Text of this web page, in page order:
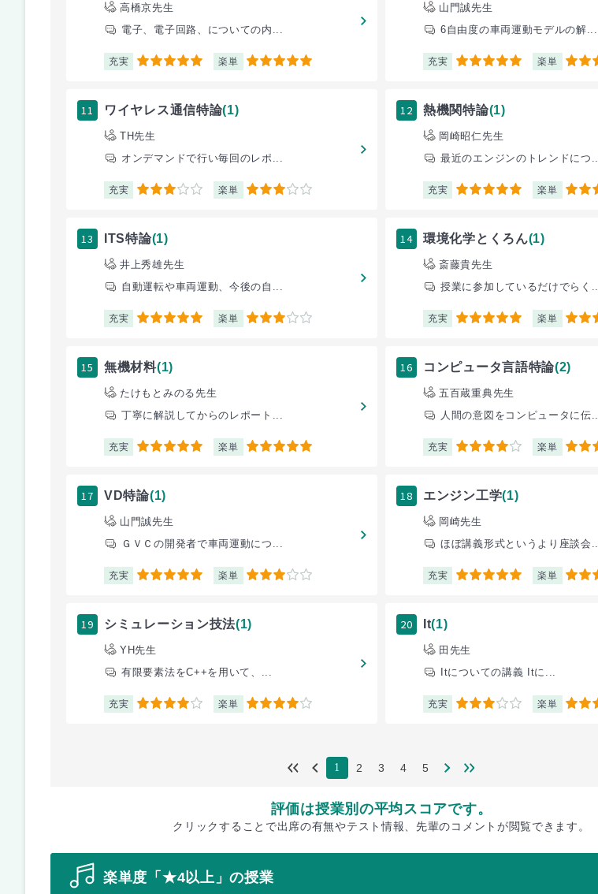
高橋京先生
電子、電子回路、についての内...
充実 5 楽単 5
山門誠先生
6自由度の車両運動モデルの解...
充実 5 楽単 4
11 ワイヤレス通信特論(1)
TH先生
オンデマンドで行い毎回のレポ...
充実 3 楽単 3
12 熱機関特論(1)
岡崎昭仁先生
最近のエンジンのトレンドにつ...
充実 5 楽単 3
13 ITS特論(1)
井上秀雄先生
自動運転や車両運動、今後の自...
充実 5 楽単 3
14 環境化学とくろん(1)
斎藤貴先生
授業に参加しているだけでらく...
充実 5 楽単 5
15 無機材料(1)
たけもとみのる先生
丁寧に解説してからのレポート...
充実 5 楽単 5
16 コンピュータ言語特論(2)
五百蔵重典先生
人間の意図をコンピュータに伝...
充実 4 楽単 5
17 VD特論(1)
山門誠先生
ＧＶＣの開発者で車両運動につ...
充実 5 楽単 3
18 エンジン工学(1)
岡崎先生
ほぼ講義形式というより座談会...
充実 5 楽単 3
19 シミュレーション技法(1)
YH先生
有限要素法をC++を用いて、...
充実 4 楽単 4
20 It(1)
田先生
Itについての講義 Itに...
充実 3 楽単 3
1 2 3 4 5
評価は授業別の平均スコアです。
クリックすることで出席の有無やテスト情報、先輩のコメントが閲覧できます。
楽単度「★4以上」の授業